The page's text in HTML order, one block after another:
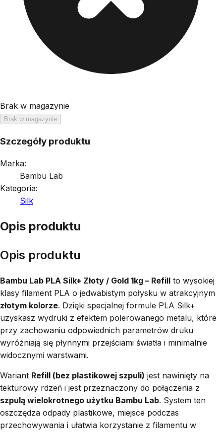
Brak w magazynie
Brak w magazynie
Szczegóły produktu
Marka:
Bambu Lab
Kategoria:
Silk
Opis produktu
Opis produktu
Bambu Lab PLA Silk+ Złoty / Gold 1kg – Refill to wysokiej
klasy filament PLA o jedwabistym połysku w atrakcyjnym
złotym kolorze. Dzięki specjalnej formule PLA Silk+
uzyskasz wydruki z efektem polerowanego metalu, które
przy zachowaniu odpowiednich parametrów druku
wyróżniają się płynnymi przejściami światła i minimalnie
widocznymi warstwami.
Wariant Refill (bez plastikowej szpuli) jest nawinięty na
tekturowy rdzeń i jest przeznaczony do połączenia z
szpulą wielokrotnego użytku Bambu Lab. System ten
oszczędza odpady plastikowe, miejsce podczas
przechowywania i ułatwia korzystanie z filamentu w